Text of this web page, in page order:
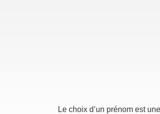
Le choix d’un prénom est